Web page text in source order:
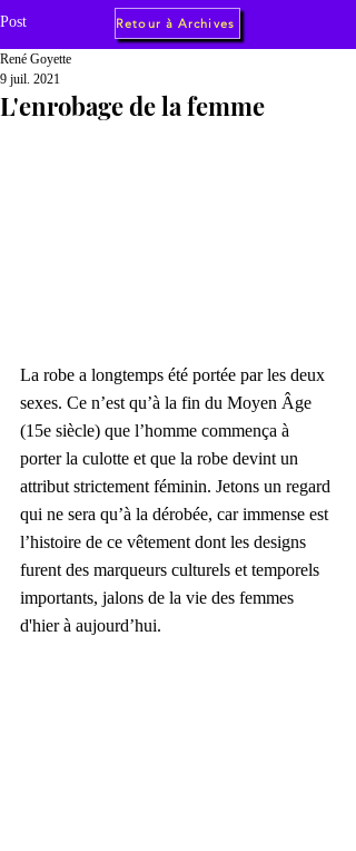
Post
L'enrobage de la femme
René Goyette
9 juil. 2021
La robe a longtemps été portée par les deux
sexes. Ce n’est qu’à la fin du Moyen Âge
(15e siècle) que l’homme commença à
porter la culotte et que la robe devint un
attribut strictement féminin. Jetons un regard
qui ne sera qu’à la dérobée, car immense est
l’histoire de ce vêtement dont les designs
furent des marqueurs culturels et temporels
importants, jalons de la vie des femmes
d'hier à aujourd’hui.
Retour à Archives